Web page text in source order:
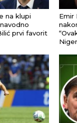
na klupi
prvi favorit
Emir